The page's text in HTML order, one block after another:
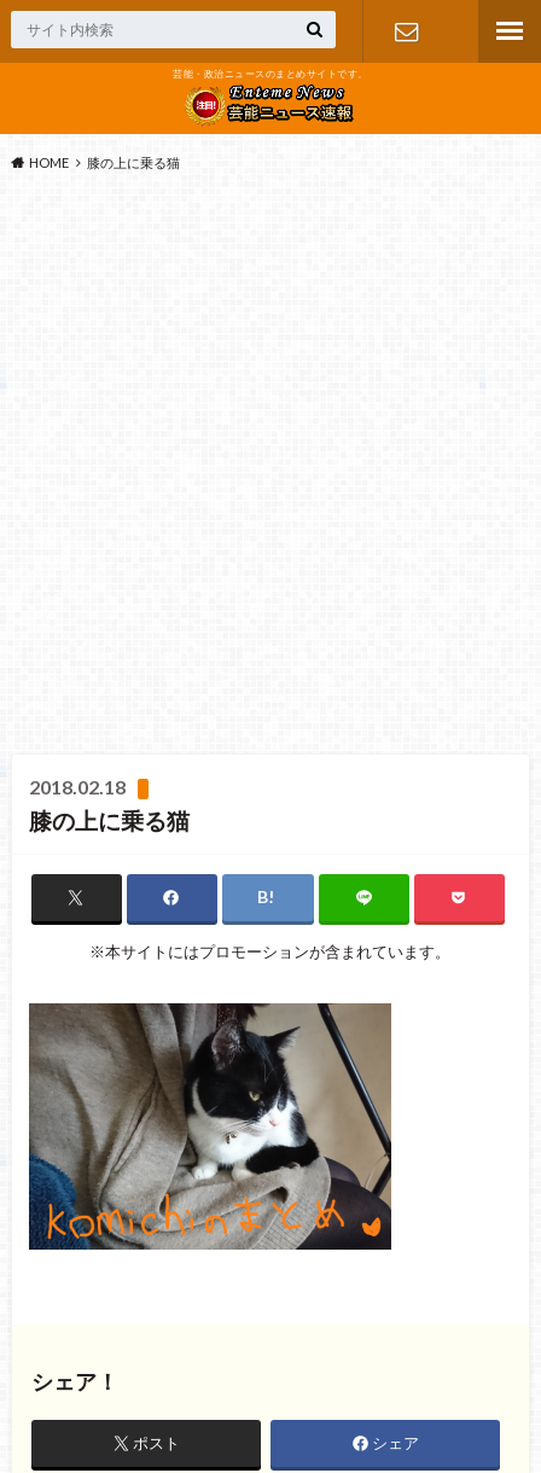
芸能・政治ニュースのまとめサイトです。
HOME 膝の上に乗る猫
2018.02.18
膝の上に乗る猫
※本サイトにはプロモーションが含まれています。
シェア！
ポスト シェア